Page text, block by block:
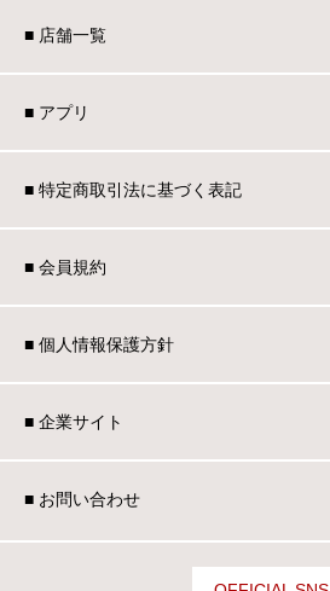
■ 店舗一覧
■ アプリ
■ 特定商取引法に基づく表記
■ 会員規約
■ 個人情報保護方針
■ 企業サイト
■ お問い合わせ